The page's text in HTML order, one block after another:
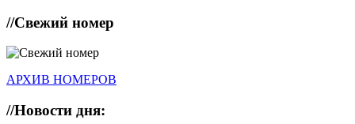
//Свежий номер
АРХИВ НОМЕРОВ
//Новости дня: